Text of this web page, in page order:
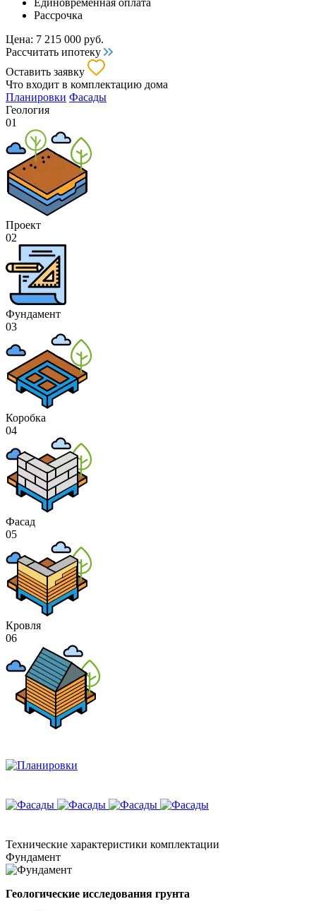
Единовременная оплата
Рассрочка
Цена: 7 215 000 руб.
Рассчитать ипотеку
Оставить заявку
Что входит в комплектацию дома
Планировки Фасады
Геология
01
Проект
02
Фундамент
03
Коробка
04
Фасад
05
Кровля
06
Технические характеристики комплектации
Фундамент
Геологические исследования грунта